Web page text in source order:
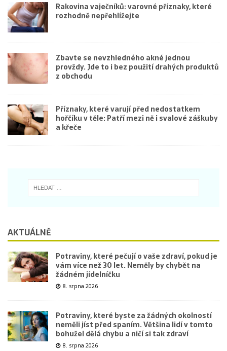
Rakovina vaječníků: varovné příznaky, které
rozhodně nepřehlížejte
Zbavte se nevzhledného akné jednou
provždy. Jde to i bez použití drahých produktů
z obchodu
Příznaky, které varují před nedostatkem
hořčíku v těle: Patří mezi ně i svalové záškuby
a křeče
AKTUÁLNĚ
Potraviny, které pečují o vaše zdraví, pokud je
vám více než 30 let. Neměly by chybět na
žádném jídelníčku
8. srpna 2026
Potraviny, které byste za žádných okolností
neměli jíst před spaním. Většina lidí v tomto
bohužel dělá chybu a ničí si tak zdraví
8. srpna 2026